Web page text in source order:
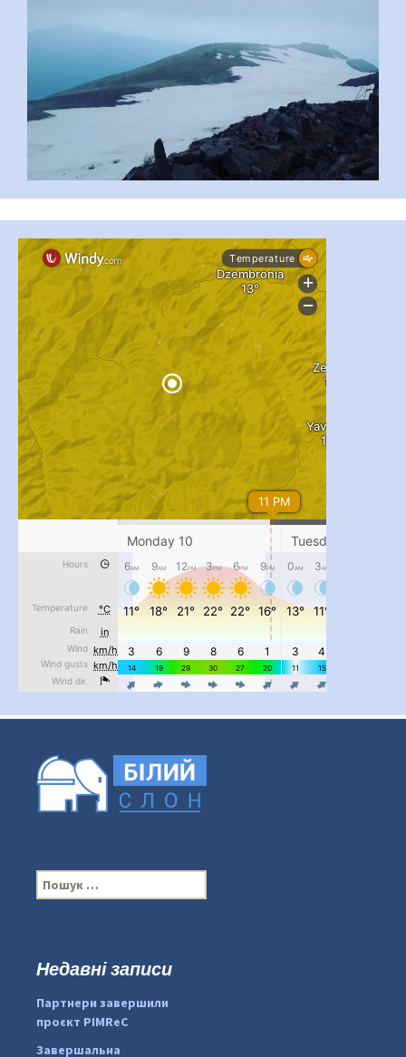
...
pimrec_project
#PipIvanToday...
#PipIvanToday
pimrec_project
П
о
:Недавні записи
Партнери завершили
проєкт PIMReC
Завершальна